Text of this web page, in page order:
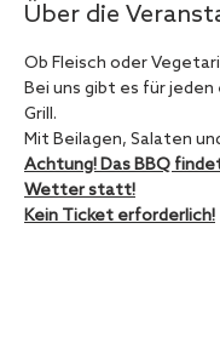
Über die
Ob Fleisch oder
Bei uns gibt es für
Grill.
Mit Beilagen, Salaten
Achtung! Das BBQ
Wetter statt!
Kein Ticket erforderlich!